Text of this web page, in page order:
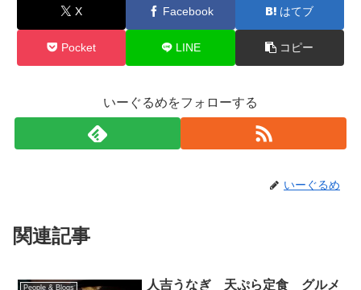
X Facebook はてブ
Pocket LINE コピー
いーぐるめをフォローする
いーぐるめ
関連記事
People & Blogs
人吉うなぎ 天ぷら定食 グルメ